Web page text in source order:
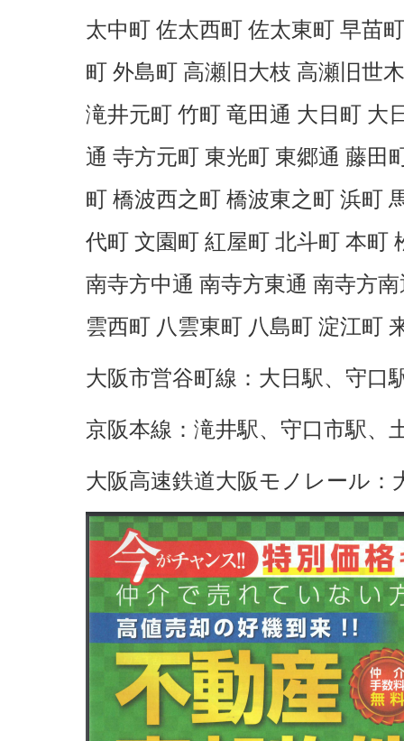
太中町 佐太西町 佐太東町 早苗
町 外島町 高瀬旧大枝 高瀬旧世
滝井元町 竹町 竜田通 大日町 大
通 寺方元町 東光町 東郷通 藤田
町 橋波西之町 橋波東之町 浜町
代町 文園町 紅屋町 北斗町 本町
南寺方中通 南寺方東通 南寺方
雲西町 八雲東町 八島町 淀江町
大阪市営谷町線：大日駅、守口
京阪本線：滝井駅、守口市駅、
大阪高速鉄道大阪モノレール：